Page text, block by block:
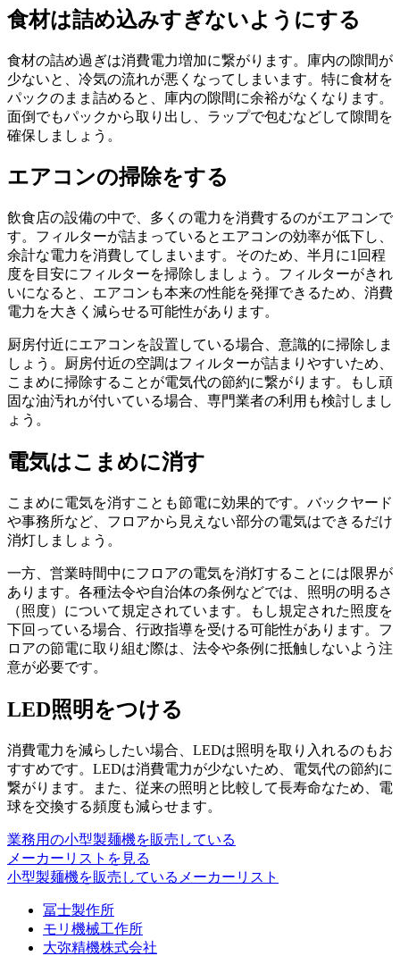
食材は詰め込みすぎないようにする
食材の詰め過ぎは消費電力増加に繋がります。庫内の隙間が
少ないと、冷気の流れが悪くなってしまいます。特に食材を
パックのまま詰めると、庫内の隙間に余裕がなくなります。
面倒でもパックから取り出し、ラップで包むなどして隙間を
確保しましょう。
エアコンの掃除をする
飲食店の設備の中で、多くの電力を消費するのがエアコンで
す。フィルターが詰まっているとエアコンの効率が低下し、
余計な電力を消費してしまいます。そのため、 半月に1回程
度を目安にフィルターを掃除 しましょう。フィルターがきれ
いになると、エアコンも本来の性能を発揮できるため、消費
電力を大きく減らせる可能性があります。
厨房付近にエアコンを設置している場合、意識的に掃除しま
しょう。厨房付近の空調はフィルターが詰まりやすいため、
こまめに掃除することが電気代の節約に繋がります。もし頑
固な油汚れが付いている場合、専門業者の利用も検討しまし
ょう。
電気はこまめに消す
こまめに電気を消すことも節電に効果的です。バックヤード
や事務所など、フロアから見えない部分の電気はできるだけ
消灯しましょう。
一方、営業時間中にフロアの電気を消灯することには限界が
あります。各種法令や自治体の条例などでは、照明の明るさ
（照度）について規定されています。もし規定された照度を
下回っている場合、行政指導を受ける可能性があります。フ
ロアの節電に取り組む際は、法令や条例に抵触しないよう注
意が必要です。
LED照明をつける
消費電力を減らしたい場合、 LEDは照明を取り入れるのもお
すすめです。LEDは消費電力が少ないため、電気代の節約に
繋がります。また、従来の照明と比較して長寿命なため、電
球を交換する頻度も減らせます。
業務用の小型製麺機を販売している
メーカーリストを見る
小型製麺機を販売しているメーカーリスト
冨士製作所
モリ機械工作所
大弥精機株式会社